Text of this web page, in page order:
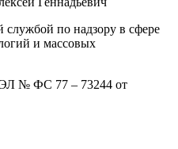
службой по надзору в сфере
и массовых
ЭЛ № ФС 77 – 73244 от